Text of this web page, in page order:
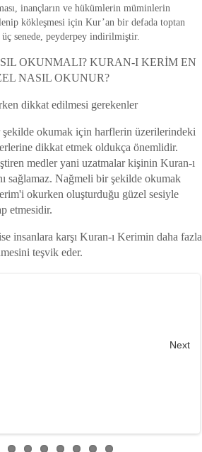
inançların ve hükümlerin müminlerin
kökleşmesi için Kur’an bir defada toptan
senede, peyderpey indirilmiştir.
OKUNMALI? KURAN-I KERİM EN
NASIL OKUNUR?
dikkat edilmesi gerekenler
okumak için harflerin üzerilerindeki
dikkat etmek oldukça önemlidir.
medler yani uzatmalar kişinin Kuran-ı
sağlamaz. Nağmeli bir şekilde okumak
okurken oluşturduğu güzel sesiyle
etmesidir.
insanlara karşı Kuran-ı Kerimin daha fazla
teşvik eder.
Next